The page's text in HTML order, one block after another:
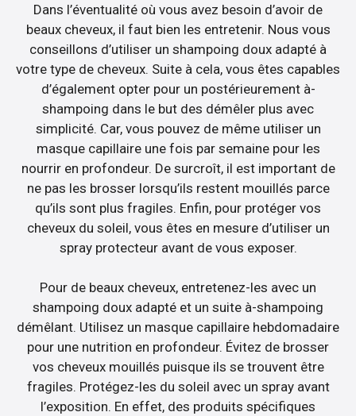
Dans l’éventualité où vous avez besoin d’avoir de
beaux cheveux, il faut bien les entretenir. Nous vous
conseillons d’utiliser un shampoing doux adapté à
votre type de cheveux. Suite à cela, vous êtes capables
d’également opter pour un postérieurement à-
shampoing dans le but des démêler plus avec
simplicité. Car, vous pouvez de même utiliser un
masque capillaire une fois par semaine pour les
nourrir en profondeur. De surcroît, il est important de
ne pas les brosser lorsqu’ils restent mouillés parce
qu’ils sont plus fragiles. Enfin, pour protéger vos
cheveux du soleil, vous êtes en mesure d’utiliser un
spray protecteur avant de vous exposer.
Pour de beaux cheveux, entretenez-les avec un
shampoing doux adapté et un suite à-shampoing
démêlant. Utilisez un masque capillaire hebdomadaire
pour une nutrition en profondeur. Évitez de brosser
vos cheveux mouillés puisque ils se trouvent être
fragiles. Protégez-les du soleil avec un spray avant
l’exposition. En effet, des produits spécifiques